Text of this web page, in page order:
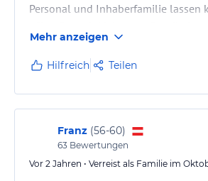
Personal und Inhaberfamilie lassen
bietet viel Komfort und die Küche
besonderes Kompliment.
Es war einmal wieder rundherum
Dank!!!
Mehr anzeigen
Hilfreich Teilen
Franz (56-60)
63 Bewertungen
Vor 2 Jahren • Verreist als Familie im